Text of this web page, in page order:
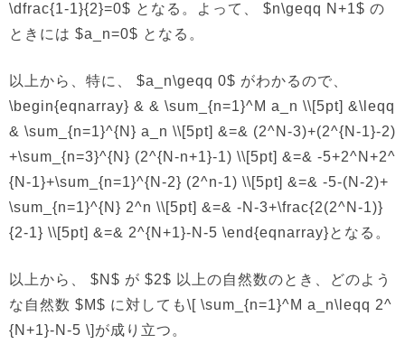
\dfrac{1-1}{2}=0$ となる。よって、 $n\geqq N+1$ の
ときには $a_n=0$ となる。
以上から、特に、 $a_n\geqq 0$ がわかるので、
\begin{eqnarray} & & \sum_{n=1}^M a_n \\[5pt] &\leqq
& \sum_{n=1}^{N} a_n \\[5pt] &=& (2^N-3)+(2^{N-1}-2)
+\sum_{n=3}^{N} (2^{N-n+1}-1) \\[5pt] &=& -5+2^N+2^
{N-1}+\sum_{n=1}^{N-2} (2^n-1) \\[5pt] &=& -5-(N-2)+
\sum_{n=1}^{N} 2^n \\[5pt] &=& -N-3+\frac{2(2^N-1)}
{2-1} \\[5pt] &=& 2^{N+1}-N-5 \end{eqnarray}となる。
以上から、 $N$ が $2$ 以上の自然数のとき、どのよう
な自然数 $M$ に対しても\[ \sum_{n=1}^M a_n\leqq 2^
{N+1}-N-5 \]が成り立つ。